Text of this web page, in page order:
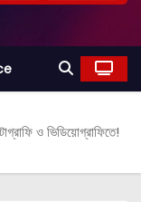
ও ভিডিয়োগ্রাফিতে!